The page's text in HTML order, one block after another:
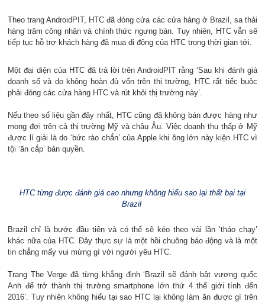
Theo trang AndroidPIT, HTC đã đóng cửa các cửa hàng ở Brazil, sa thải
hàng trăm công nhân và chính thức ngưng bán. Tuy nhiên, HTC vẫn sẽ
tiếp tục hỗ trợ khách hàng đã mua di động của HTC trong thời gian tới.
Một đại diện của HTC đã trả lời trên AndroidPIT rằng ‘Sau khi đánh giá
doanh số và do không hoàn đủ vốn trên thị trường, HTC rất tiếc buộc
phải đóng các cửa hàng HTC và rút khỏi thị trường này’.
Nếu theo số liệu gần đây nhất, HTC cũng đã không bán được hàng như
mong đợi trên cả thị trường Mỹ và châu Âu. Việc doanh thu thấp ở Mỹ
được lí giải là do ‘bức rào chắn’ của Apple khi ông lớn này kiện HTC vì
tội ‘ăn cắp’ bản quyền.
HTC từng được đánh giá cao nhưng không hiểu sao lại thất bại tại
Brazil
Brazil chỉ là bước đầu tiên và có thể sẽ kéo theo vài lần ‘tháo chạy’
khác nữa của HTC. Đây thực sự là một hồi chuông báo động và là một
tin chẳng mấy vui mừng gì với người yêu HTC.
Trang The Verge đã từng khẳng định ‘Brazil sẽ đánh bật vương quốc
Anh để trở thành thị trường smartphone lớn thứ 4 thế giới tính đến
2016’. Tuy nhiên không hiểu tại sao HTC lại không làm ăn được gì trên